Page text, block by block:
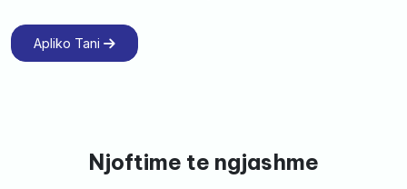
Apliko Tani
Njoftime te ngjashme